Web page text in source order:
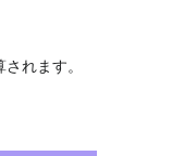
れます。